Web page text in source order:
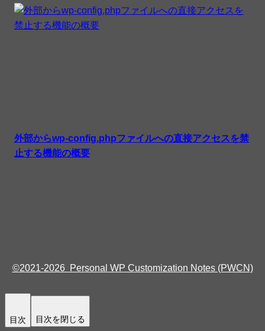
外部からwp-config.phpファイルへの直接アクセスを禁
止する機能の概要
©2021-2026 Personal WP Customization Notes (PWCN)
目次 目次を閉じる